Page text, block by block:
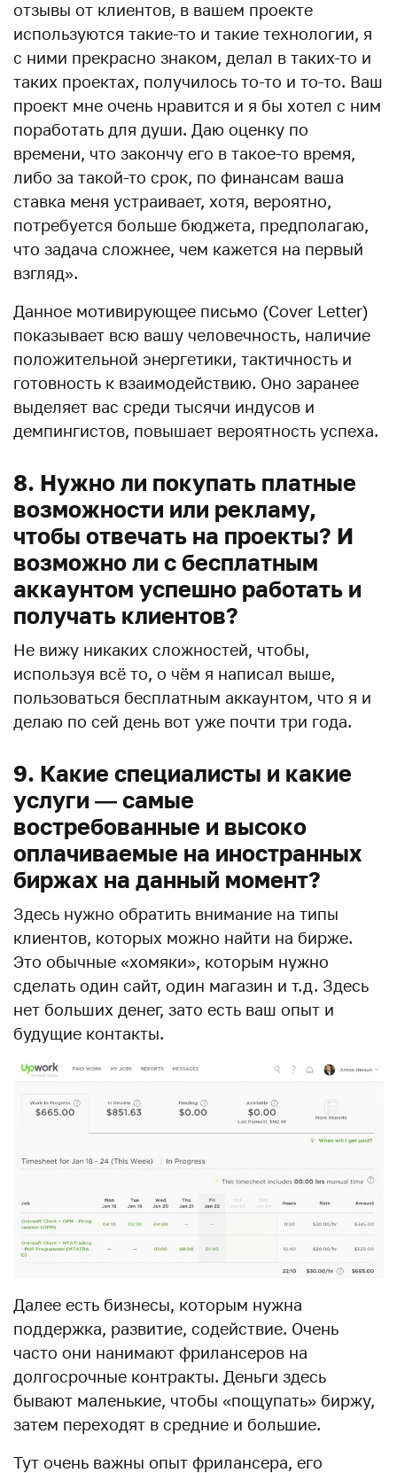
отзывы от клиентов, в вашем проекте
используются такие-то и такие технологии, я
с ними прекрасно знаком, делал в таких-то и
таких проектах, получилось то-то и то-то. Ваш
проект мне очень нравится и я бы хотел с ним
поработать для души. Даю оценку по
времени, что закончу его в такое-то время,
либо за такой-то срок, по финансам ваша
ставка меня устраивает, хотя, вероятно,
потребуется больше бюджета, предполагаю,
что задача сложнее, чем кажется на первый
взгляд».
Данное мотивирующее письмо (Cover Letter)
показывает всю вашу человечность, наличие
положительной энергетики, тактичность и
готовность к взаимодействию. Оно заранее
выделяет вас среди тысячи индусов и
демпингистов, повышает вероятность успеха.
8. Нужно ли покупать платные
возможности или рекламу,
чтобы отвечать на проекты? И
возможно ли с бесплатным
аккаунтом успешно работать и
получать клиентов?
Не вижу никаких сложностей, чтобы,
используя всё то, о чём я написал выше,
пользоваться бесплатным аккаунтом, что я и
делаю по сей день вот уже почти три года.
9. Какие специалисты и какие
услуги — самые
востребованные и высоко
оплачиваемые на иностранных
биржах на данный момент?
Здесь нужно обратить внимание на типы
клиентов, которых можно найти на бирже.
Это обычные «хомяки», которым нужно
сделать один сайт, один магазин и т.д. Здесь
нет больших денег, зато есть ваш опыт и
будущие контакты.
Далее есть бизнесы, которым нужна
поддержка, развитие, содействие. Очень
часто они нанимают фрилансеров на
долгосрочные контракты. Деньги здесь
бывают маленькие, чтобы «пощупать» биржу,
затем переходят в средние и большие.
Тут очень важны опыт фрилансера, его